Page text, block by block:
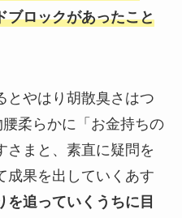
ブロックがあったこと
とやはり胡散臭さはつ
柔らかに「お金持ちの
さまと、素直に疑問を
成果を出していくあす
を追っていくうちに目